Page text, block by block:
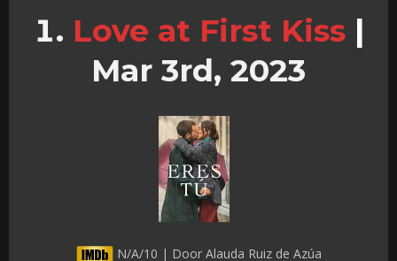
Love at First Kiss |
Mar 3rd, 2023
N/A/10 | Door Alauda Ruiz de Azúa